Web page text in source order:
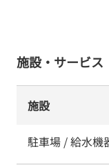
施設・サービス
施設
駐車場 / 給水機